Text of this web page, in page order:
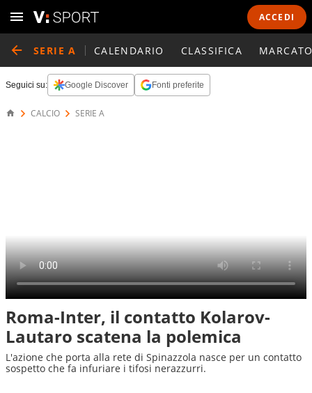
ACCEDI
SERIE A CALENDARIO CLASSIFICA
Seguici su: Google Discover Fonti preferite
CALCIO SERIE A
Roma-Inter, il contatto Kolarov-
Lautaro scatena la polemica
L'azione che porta alla rete di Spinazzola nasce per un contatto
sospetto che fa infuriare i tifosi nerazzurri.